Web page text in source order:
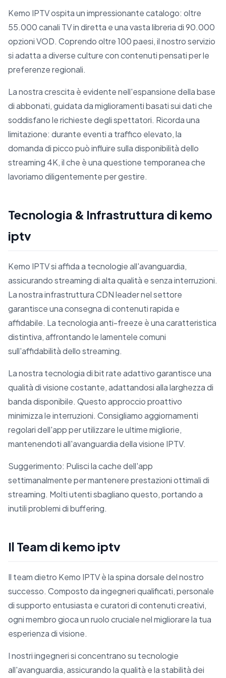
Kemo IPTV ospita un impressionante catalogo: oltre
55.000 canali TV in diretta e una vasta libreria di 90.000
opzioni VOD. Coprendo oltre 100 paesi, il nostro servizio
si adatta a diverse culture con contenuti pensati per le
preferenze regionali.
La nostra crescita è evidente nell'espansione della base
di abbonati, guidata da miglioramenti basati sui dati che
soddisfano le richieste degli spettatori. Ricorda una
limitazione: durante eventi a traffico elevato, la
domanda di picco può influire sulla disponibilità dello
streaming 4K, il che è una questione temporanea che
lavoriamo diligentemente per gestire.
Tecnologia & Infrastruttura di kemo
iptv
Kemo IPTV si affida a tecnologie all'avanguardia,
assicurando streaming di alta qualità e senza interruzioni.
La nostra infrastruttura CDN leader nel settore
garantisce una consegna di contenuti rapida e
affidabile. La tecnologia anti-freeze è una caratteristica
distintiva, affrontando le lamentele comuni
sull'affidabilità dello streaming.
La nostra tecnologia di bit rate adattivo garantisce una
qualità di visione costante, adattandosi alla larghezza di
banda disponibile. Questo approccio proattivo
minimizza le interruzioni. Consigliamo aggiornamenti
regolari dell'app per utilizzare le ultime migliorie,
mantenendoti all'avanguardia della visione IPTV.
Suggerimento: Pulisci la cache dell'app
settimanalmente per mantenere prestazioni ottimali di
streaming. Molti utenti sbagliano questo, portando a
inutili problemi di buffering.
Il Team di kemo iptv
Il team dietro Kemo IPTV è la spina dorsale del nostro
successo. Composto da ingegneri qualificati, personale
di supporto entusiasta e curatori di contenuti creativi,
ogni membro gioca un ruolo cruciale nel migliorare la tua
esperienza di visione.
I nostri ingegneri si concentrano su tecnologie
all'avanguardia, assicurando la qualità e la stabilità dei